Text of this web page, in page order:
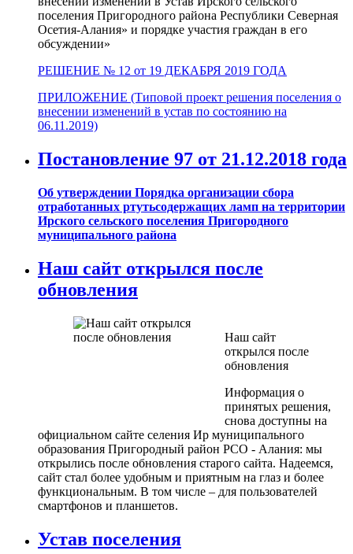
поселения Пригородного района Республики Северная
Осетия-Алания» и порядке участия граждан в его
обсуждении»
РЕШЕНИЕ № 12 от 19 ДЕКАБРЯ 2019 ГОДА
ПРИЛОЖЕНИЕ (Типовой проект решения поселения о
внесении изменений в устав по состоянию на
06.11.2019)
Постановление 97 от 21.12.2018 года
Об утверждении Порядка организации сбора
отработанных ртутьсодержащих ламп на территории
Ирского сельского поселения Пригородного
муниципального района
Наш сайт открылся после
обновления
Наш сайт
открылся после
обновления
Информация о
принятых решения,
снова доступны на
официальном сайте селения Ир муниципального
образования Пригородный район РСО - Алания: мы
открылись после обновления старого сайта. Надеемся,
сайт стал более удобным и приятным на глаз и более
функциональным. В том числе – для пользователей
смартфонов и планшетов.
Устав поселения